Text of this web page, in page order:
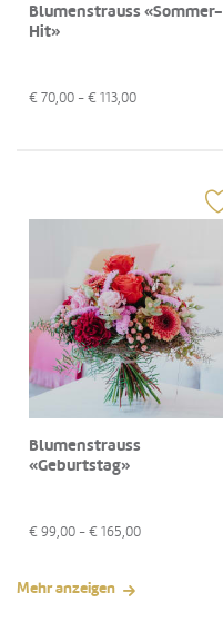
Blumenstrauss «Sommer-
Hit»
€ 70,00 - € 113,00
Blumenstrauss
«Geburtstag»
€ 99,00 - € 165,00
Mehr anzeigen